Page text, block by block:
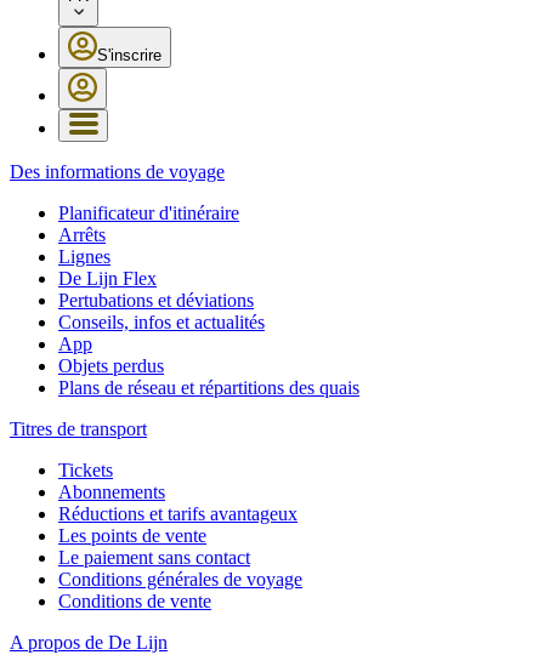
S'inscrire
Des informations de voyage
Planificateur d'itinéraire
Arrêts
Lignes
De Lijn Flex
Pertubations et déviations
Conseils, infos et actualités
App
Objets perdus
Plans de réseau et répartitions des quais
Titres de transport
Tickets
Abonnements
Réductions et tarifs avantageux
Les points de vente
Le paiement sans contact
Conditions générales de voyage
Conditions de vente
A propos de De Lijn